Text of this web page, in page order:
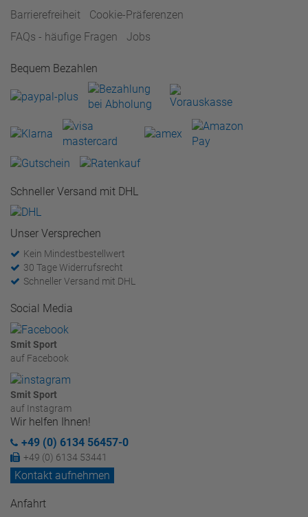
Barrierefreiheit
Cookie-Präferenzen
FAQs - häufige Fragen
Jobs
Bequem Bezahlen
Schneller Versand mit DHL
Unser Versprechen
Kein Mindestbestellwert
30 Tage Widerrufsrecht
Schneller Versand mit DHL
Social Media
Smit Sport
auf Facebook
Smit Sport
auf Instagram
Wir helfen Ihnen!
+49 (0) 6134 56457-0
+49 (0) 6134 53441
Kontakt aufnehmen
Anfahrt